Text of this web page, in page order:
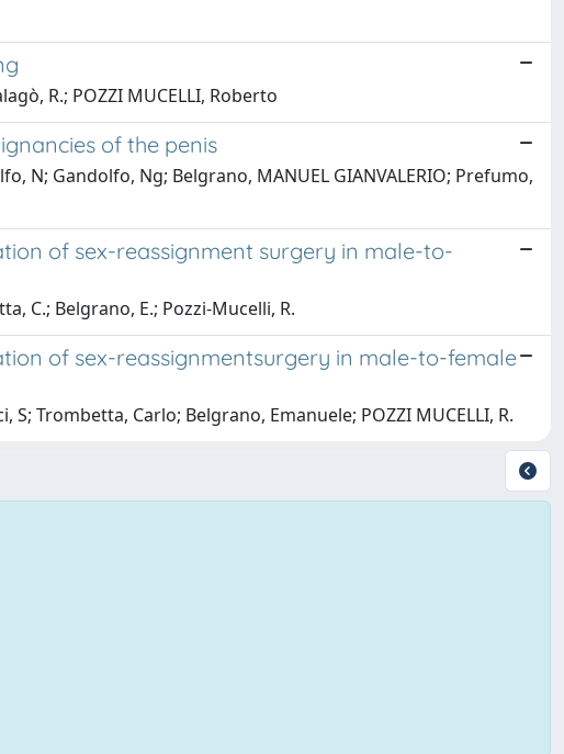
R.; POZZI MUCELLI, Roberto
of the penis
N; Gandolfo, Ng; Belgrano, MANUEL GIANVALERIO; Prefumo,
of sex-reassignment surgery in male-to-
C.; Belgrano, E.; Pozzi-Mucelli, R.
of sex-reassignmentsurgery in male-to-female
S; Trombetta, Carlo; Belgrano, Emanuele; POZZI MUCELLI, R.